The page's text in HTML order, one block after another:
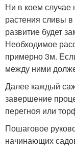
Ни в коем случае
растения сливы
развитие будет
Необходимое
примерно 3м.
между ними
Далее каждый
завершение
перегноя или
Пошаговое
начинающих